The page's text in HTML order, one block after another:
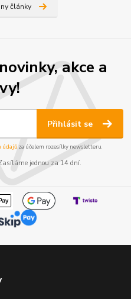
články
akce a
Přihlásit se
údajůza účelem rozesílky newsletteru.
jednou za 14 dní.